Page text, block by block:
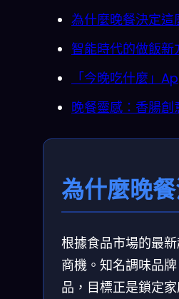
為什麼晚餐決定這
智能時代的做飯新
「今晚吃什麼」
晚餐靈感：香腸創
為什麼晚
根據食品市場的最
商機。知名調味品
品，目標正是鎖定